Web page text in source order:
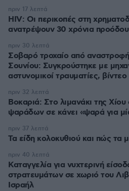
HIV: Οι περικοπές στη
ανατρέψουν 30 χρόνια προόδου
πριν 17 λεπτά
Σοβαρό τροχαίο από
Σουνίου: Συγκρούστηκε με
αστυνομικοί τραυματίες, βίντεο
πριν 30 λεπτά
Βοκαριά: Στο λιμανάκι της Χίου
ψαράδων σε κάνει «ψαρά για
πριν 32 λεπτά
Τα είδη κολοκυθιού και πώς τα
πριν 37 λεπτά
Καταγγελία για νυχτερινή
στρατευμάτων σε χωριό του
Ισραήλ
πριν 40 λεπτά